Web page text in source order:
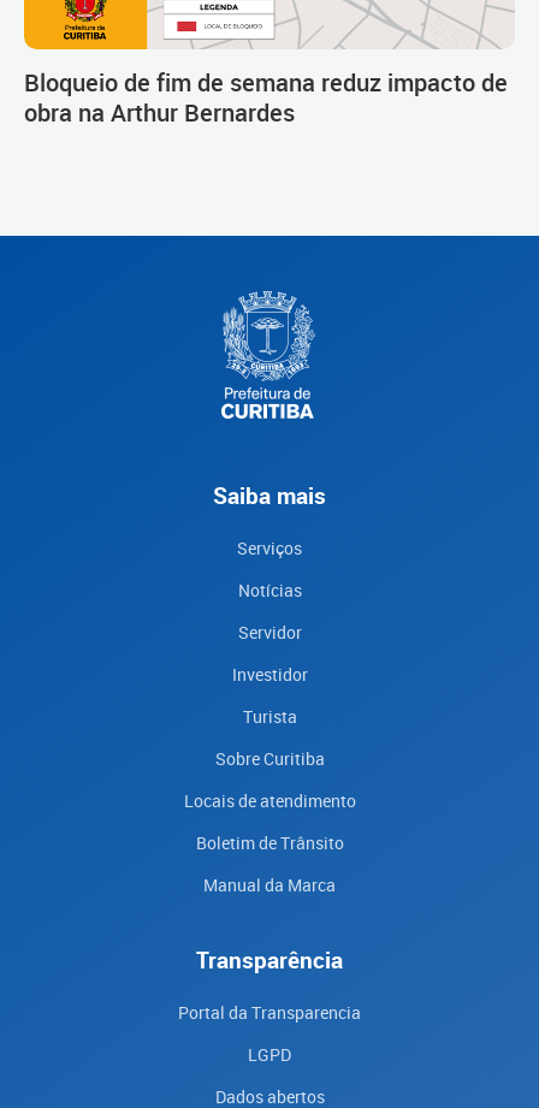
Bloqueio de fim de semana reduz impacto de
obra na Arthur Bernardes
Saiba mais
Serviços
Notícias
Servidor
Investidor
Turista
Sobre Curitiba
Locais de atendimento
Boletim de Trânsito
Manual da Marca
Transparência
Portal da Transparencia
LGPD
Dados abertos